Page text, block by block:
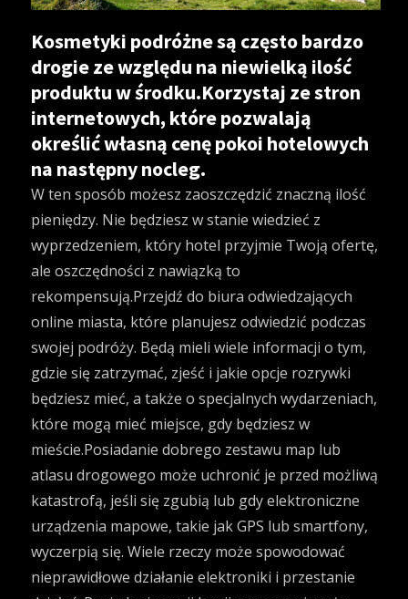
Kosmetyki podróżne są często bardzo
drogie ze względu na niewielką ilość
produktu w środku.Korzystaj ze stron
internetowych, które pozwalają
określić własną cenę pokoi hotelowych
na następny nocleg.
W ten sposób możesz zaoszczędzić znaczną ilość
pieniędzy. Nie będziesz w stanie wiedzieć z
wyprzedzeniem, który hotel przyjmie Twoją ofertę,
ale oszczędności z nawiązką to
rekompensują.Przejdź do biura odwiedzających
online miasta, które planujesz odwiedzić podczas
swojej podróży. Będą mieli wiele informacji o tym,
gdzie się zatrzymać, zjeść i jakie opcje rozrywki
będziesz mieć, a także o specjalnych wydarzeniach,
które mogą mieć miejsce, gdy będziesz w
mieście.Posiadanie dobrego zestawu map lub
atlasu drogowego może uchronić je przed możliwą
katastrofą, jeśli się zgubią lub gdy elektroniczne
urządzenia mapowe, takie jak GPS lub smartfony,
wyczerpią się. Wiele rzeczy może spowodować
nieprawidłowe działanie elektroniki i przestanie